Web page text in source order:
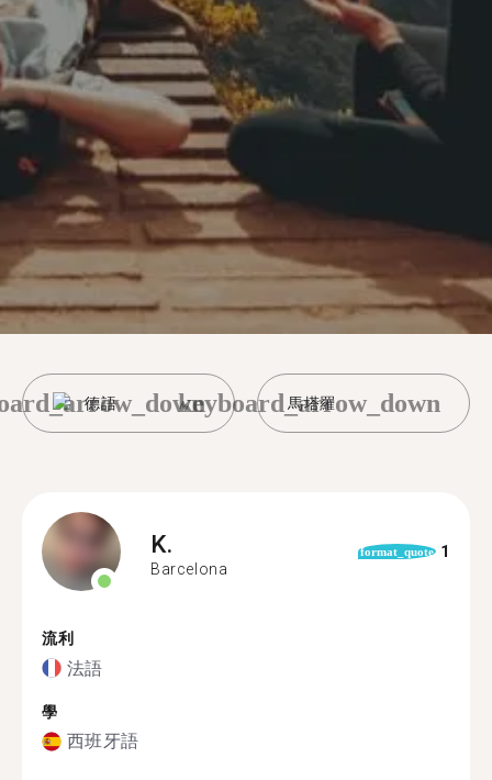
德語 馬塔羅
keyboard_arrow_down
K.
Barcelona
format_quote 1
流利
法語
學
西班牙語